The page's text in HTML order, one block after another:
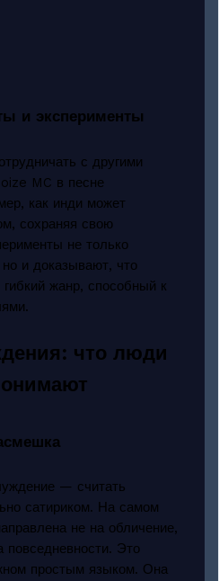
и эксперименты
с другими
MC в песне
как инди может
сохраняя свою
не только
и доказывают, что
жанр, способный к
что люди
— считать
сатириком. На самом
не на обличение,
повседневности. Это
простым языком. Она